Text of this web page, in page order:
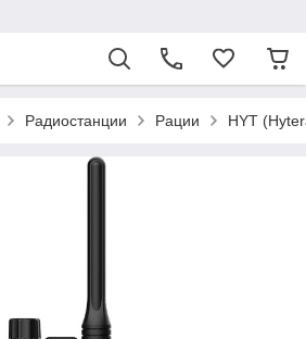
Радиостанции Рации HYT